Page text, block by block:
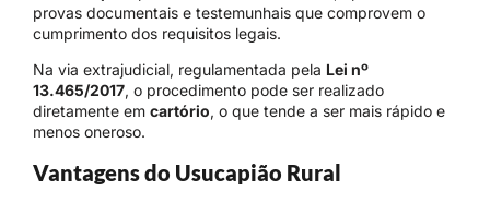
provas documentais e testemunhais que comprovem o
cumprimento dos requisitos legais.
Na via extrajudicial, regulamentada pela Lei nº
13.465/2017, o procedimento pode ser realizado
diretamente em cartório, o que tende a ser mais rápido e
menos oneroso.
Vantagens do Usucapião Rural